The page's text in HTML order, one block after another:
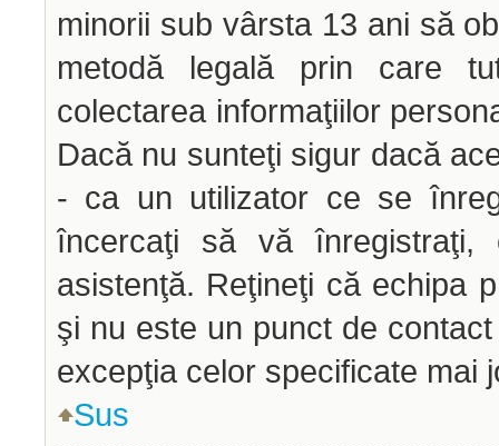
minorii sub vârsta 13 ani să
metodă legală prin care
colectarea informaţiilor
Dacă nu sunteţi sigur dacă
- ca un utilizator ce se
încercaţi să vă înregistraţi,
asistenţă. Reţineţi că echipa
şi nu este un punct de
excepţia celor specificate mai
Sus